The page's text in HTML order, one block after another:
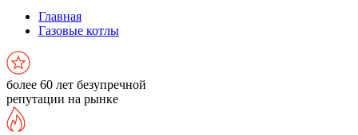
Главная
Газовые котлы
более 60 лет безупречной
репутации на рынке